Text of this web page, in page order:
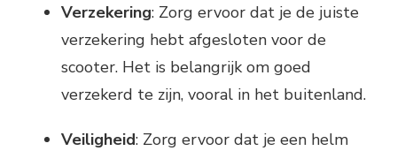
Verzekering: Zorg ervoor dat je de juiste
verzekering hebt afgesloten voor de
scooter. Het is belangrijk om goed
verzekerd te zijn, vooral in het buitenland.
Veiligheid: Zorg ervoor dat je een helm